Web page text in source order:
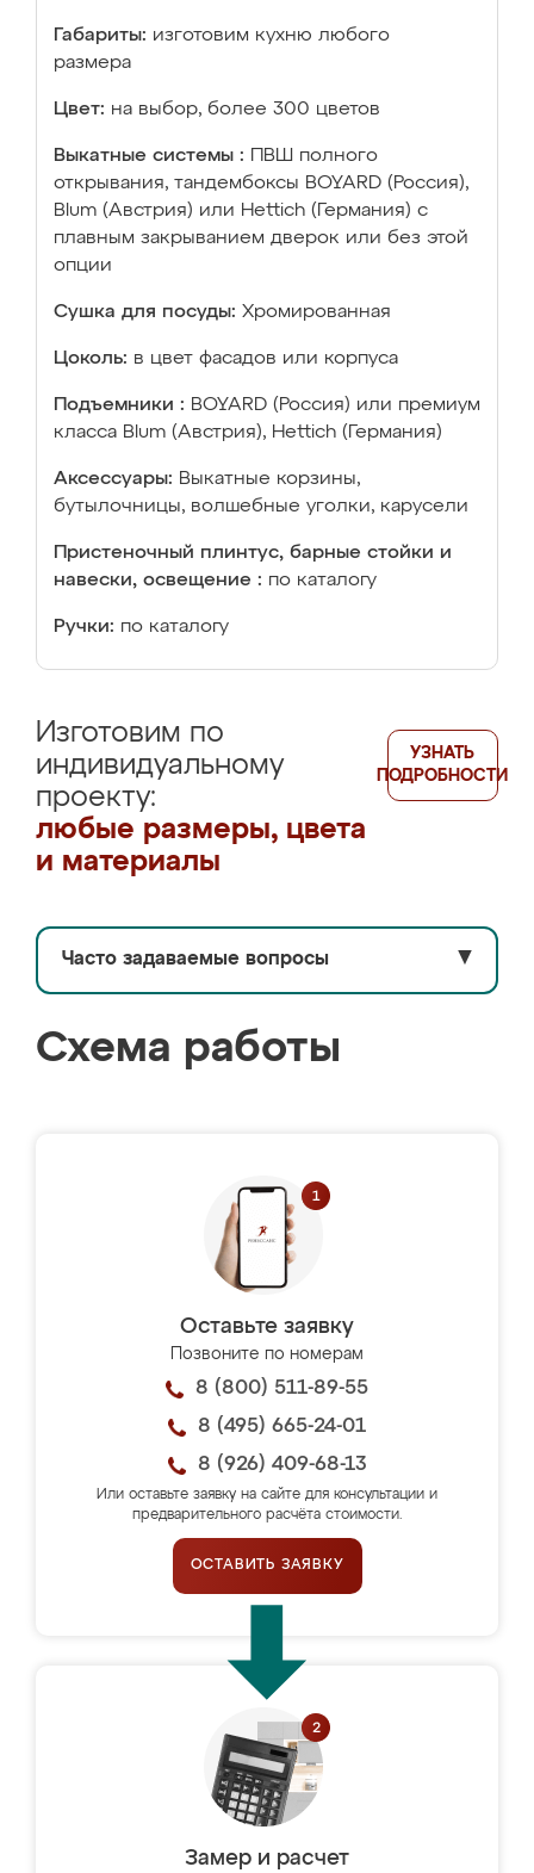
Габариты: изготовим кухню любого
размера
Цвет: на выбор, более 300 цветов
Выкатные системы :
ПВШ полного
открывания, тандембоксы BOYARD (Россия),
Blum (Австрия) или Hettich (Германия) с
плавным закрыванием дверок или без этой
опции
Сушка для посуды: Хромированная
Цоколь: в цвет фасадов или корпуса
Подъемники : BOYARD (Россия) или премиум
класса Blum (Австрия), Hettich (Германия)
Аксессуары: Выкатные корзины,
бутылочницы, волшебные уголки, карусели
Пристеночный плинтус, барные стойки и
навески, освещение : по каталогу
Ручки: по каталогу
Изготовим по
индивидуальному
проекту:
любые размеры, цвета
и материалы
УЗНАТЬ
ПОДРОБНОСТИ
Часто задаваемые вопросы ▼
Схема работы
Оставьте заявку
Позвоните по номерам
8 (800) 511-89-55
8 (495) 665-24-01
8 (926) 409-68-13
Или оставьте заявку на сайте для консультации и
предварительного расчёта стоимости.
ОСТАВИТЬ ЗАЯВКУ
Замер и расчет